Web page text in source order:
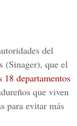
del
(Sinager), que el
18 departamentos
que viven
para evitar más